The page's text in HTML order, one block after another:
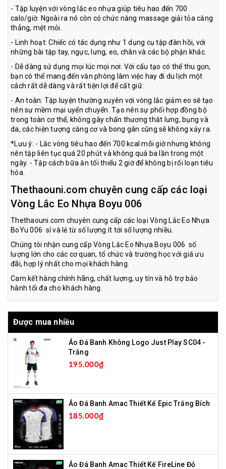
- Tập luyện với vòng lắc eo nhựa giúp tiêu hao đến 700
calo/giờ. Ngoài ra nó còn có chức năng massage giải tỏa căng
thẳng, mệt mỏi.
- Linh hoạt: Chiếc có tác dụng như 1 dụng cụ tập đàn hồi, với
những bài tập tay, ngực, lưng, eo, chân và các bộ phận khác.
- Dễ dàng sử dụng mọi lúc mọi nơi: Với cấu tạo có thể thu gọn,
bạn có thể mang đến văn phòng làm việc hay đi du lịch một
cách rất dễ dàng và rất tiện lợi để cất giữ.
- An toàn: Tập luyện thường xuyên với vòng lắc giảm eo sẽ tạo
nên sự mềm mại uyển chuyển. Tạo nên sự phối hợp đồng bộ
trong toàn cơ thể, không gây chấn thương thắt lưng, bụng và
da, các hiện tượng căng cơ và bong gân cũng sẽ không xảy ra.
*Lưu ý: - Lắc vòng tiêu hao đến 700 kcal mỗi giờ nhưng không
nên tập liên tục quá 20 phút và không quá ba lần trong một
ngày. - Tập cách bữa ăn tối thiểu 2 giờ để không bị rối loạn tiêu
hóa.
Thethaouni.com chuyên cung cấp các loại
Vòng Lắc Eo Nhựa Boyu 006
Thethaouni.com chuyên cung cấp các loại Vòng Lắc Eo Nhựa
BoYu 006 sỉ và lẻ từ số lượng ít tới số lượng nhiều.
Chúng tôi nhận cung cấp Vòng Lắc Eo Nhựa Boyu 006 số
lượng lớn cho các cơ quan, tổ chức và trường học với giá ưu
đãi, hợp lý nhất cho mọi khách hàng.
Cam kết hàng chính hãng, chất lượng, uy tín và hỗ trợ bảo
hành tối đa cho khách hàng.
Được mua nhiều
Áo Đá Banh Không Logo Just Play SC04 -
Trắng
195.000₫
Áo Đá Banh Amac Thiết Kế Epic Trắng Bích
185.000₫
Áo Đá Banh Amac Thiết Kế FireLine Đỏ